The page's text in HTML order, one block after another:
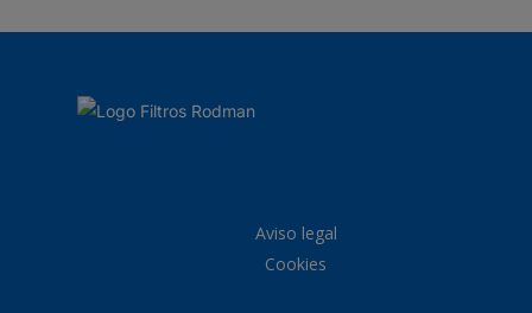
Aviso legal
Cookies